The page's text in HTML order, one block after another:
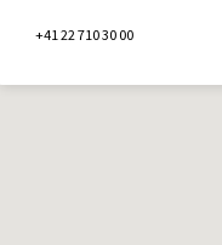
+41 22 710 30 00